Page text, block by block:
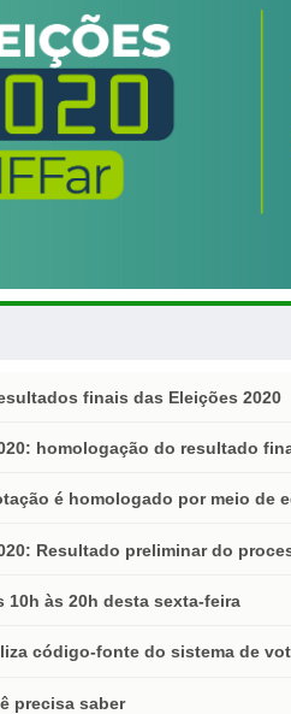
finais das Eleições 2020
homologação do resultado
é homologado por meio de
Resultado preliminar do
10h às 20h desta sexta-feira
código-fonte do sistema de
precisa saber